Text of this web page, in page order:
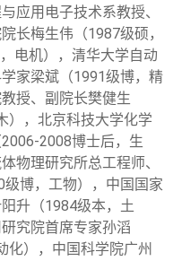
应用电子技术系教授、
长梅生伟（1987级硕，
电机），清华大学自动
家梁斌（1991级博，精
授、副院长樊健生
），北京科技大学化学
2008博士后，生
物理研究所总工程师、
博，工物），中国国家
升（1984级本，土
究院首席专家孙滔
化），中国科学院广州